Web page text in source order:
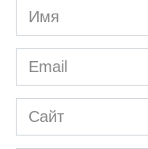
Имя
*
Email
*
Сайт